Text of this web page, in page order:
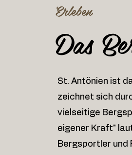
Erleben
Das
St. Antönien ist
zeichnet sich
vielseitige
eigener Kraft"
Bergsportler und